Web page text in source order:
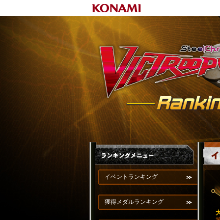
イベントランキング
獲得メダルランキング